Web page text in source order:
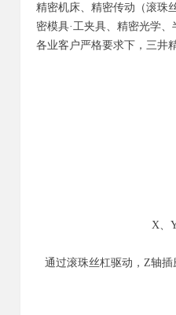
精密机床、精密传动（滚珠
密模具·工夹具、精密光学
各业客户严格要求下，三井
X、
通过滚珠丝杠驱动，Z轴插